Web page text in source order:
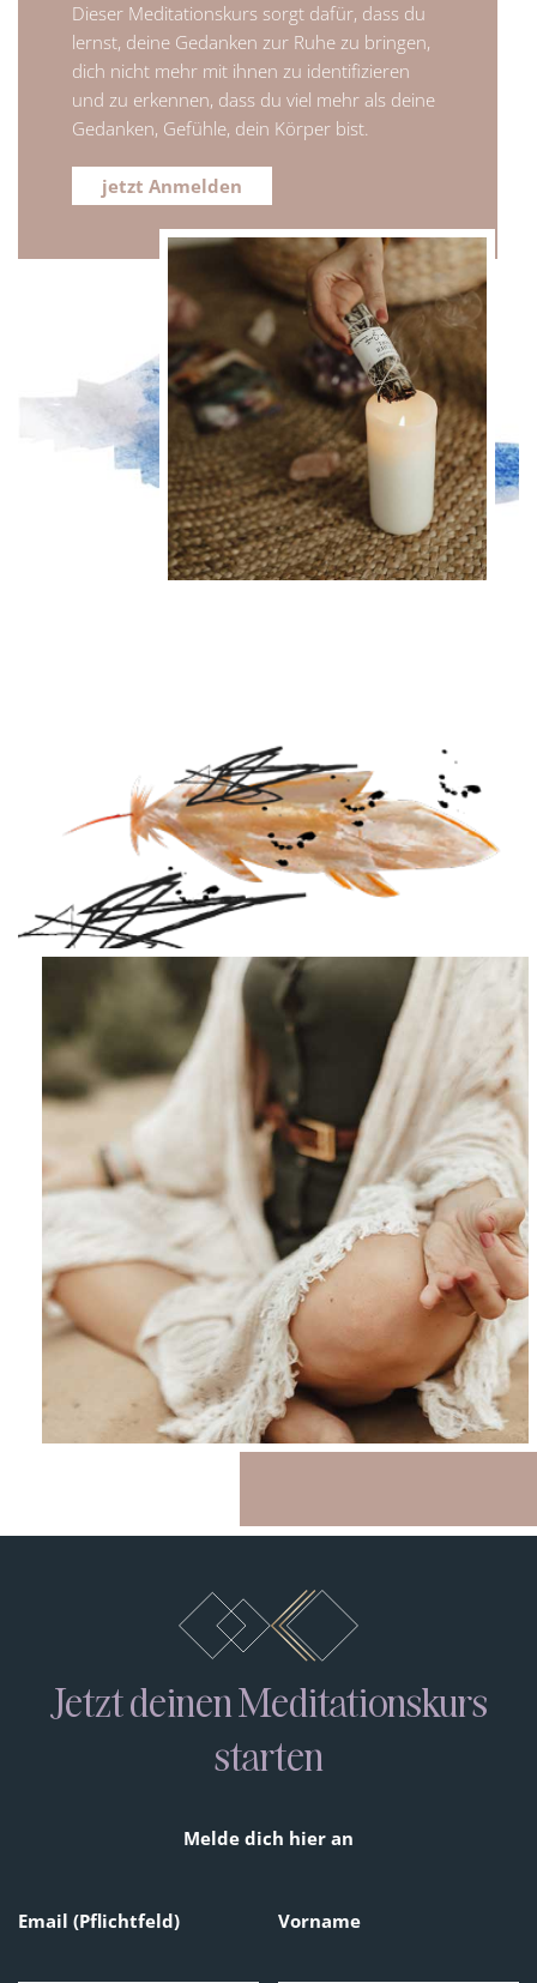
Dieser Meditationskurs sorgt dafür, dass du
lernst, deine Gedanken zur Ruhe zu bringen,
dich nicht mehr mit ihnen zu identifizieren
und zu erkennen, dass du viel mehr als deine
Gedanken, Gefühle, dein Körper bist.
jetzt Anmelden
Jetzt deinen Meditationskurs
starten
Melde dich hier an
Email (Pflichtfeld) Vorname